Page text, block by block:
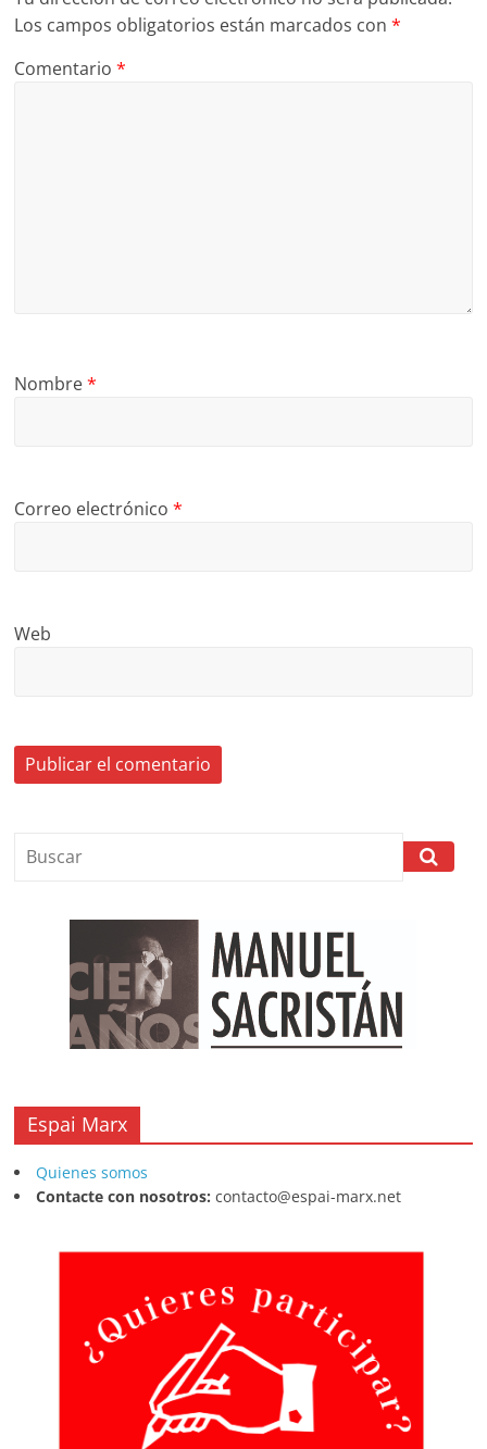
Los campos obligatorios están marcados con*
Comentario*
Nombre*
Correo electrónico*
Web
Espai Marx
Quienes somos
Contacte con nosotros: contacto@espai-marx.net